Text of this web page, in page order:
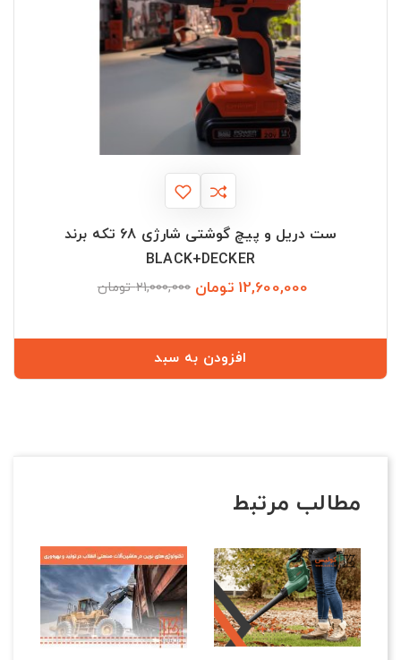
ست دریل و پیچ گوشتی شارژی 68 تکه برند
BLACK+DECKER
12,600,000 تومان 21,000,000 تومان
افزودن به سبد
مطالب مرتبط